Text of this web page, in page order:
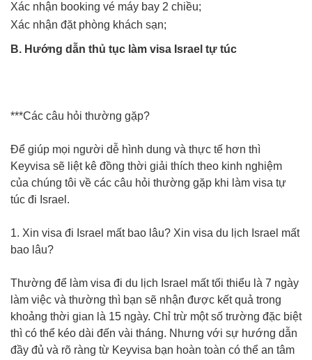
Xác nhận booking vé máy bay 2 chiều;
Xác nhận đặt phòng khách sạn;
B. Hướng dẫn thủ tục làm visa Israel tự túc
***Các câu hỏi thường gặp?
Để giúp mọi người dễ hình dung và thực tế hơn thì
Keyvisa sẽ liệt kê đồng thời giải thích theo kinh nghiệm
của chúng tôi về các câu hỏi thường gặp khi làm visa tự
túc đi Israel.
1. Xin visa đi Israel mất bao lâu? Xin visa du lịch Israel mất
bao lâu?
Thường để làm visa đi du lịch Israel mất tối thiểu là 7 ngày
làm việc và thường thì bạn sẽ nhận được kết quả trong
khoảng thời gian là 15 ngày. Chỉ trừ một số trường đặc biệt
thì có thể kéo dài đến vài tháng. Nhưng với sự hướng dẫn
đầy đủ và rõ ràng từ Keyvisa bạn hoàn toàn có thể an tâm